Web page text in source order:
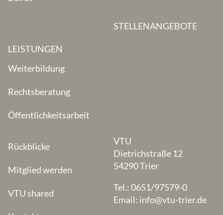
LEISTUNGEN
Weiterbildung
Rechtsberatung
Öffentlichkeitsarbeit
STELLENANGEBOTE
Rückblicke
Mitglied werden
VTU shared
VTU
Dietrichstraße 12
54290 Trier
Tel.: 0651/97579-0
Email: info@vtu-trier.de